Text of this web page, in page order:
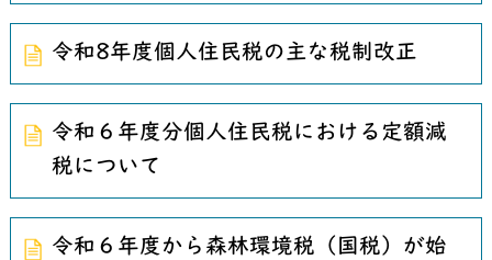
令和8年度個人住民税の主な税制改正
令和６年度分個人住民税における定額減
税について
令和６年度から森林環境税（国税）が始